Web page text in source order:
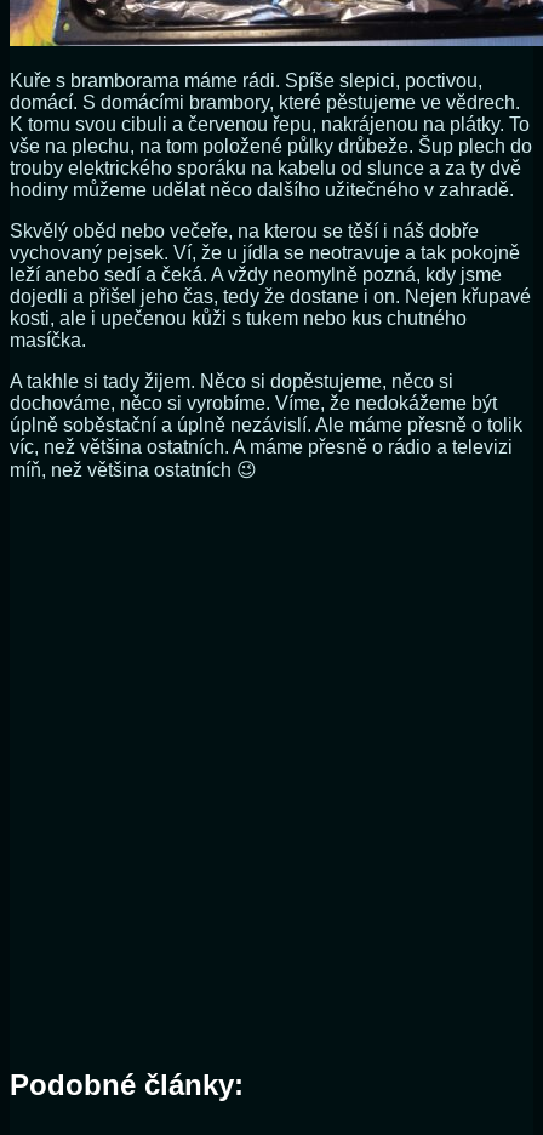
Kuře s bramborama máme rádi. Spíše slepici, poctivou,
domácí. S domácími brambory, které pěstujeme ve vědrech.
K tomu svou cibuli a červenou řepu, nakrájenou na plátky. To
vše na plechu, na tom položené půlky drůbeže. Šup plech do
trouby elektrického sporáku na kabelu od slunce a za ty dvě
hodiny můžeme udělat něco dalšího užitečného v zahradě.
Skvělý oběd nebo večeře, na kterou se těší i náš dobře
vychovaný pejsek. Ví, že u jídla se neotravuje a tak pokojně
leží anebo sedí a čeká. A vždy neomylně pozná, kdy jsme
dojedli a přišel jeho čas, tedy že dostane i on. Nejen křupavé
kosti, ale i upečenou kůži s tukem nebo kus chutného
masíčka.
A takhle si tady žijem. Něco si dopěstujeme, něco si
dochováme, něco si vyrobíme. Víme, že nedokážeme být
úplně soběstační a úplně nezávislí. Ale máme přesně o tolik
víc, než většina ostatních. A máme přesně o rádio a televizi
míň, než většina ostatních 😉
Podobné články: